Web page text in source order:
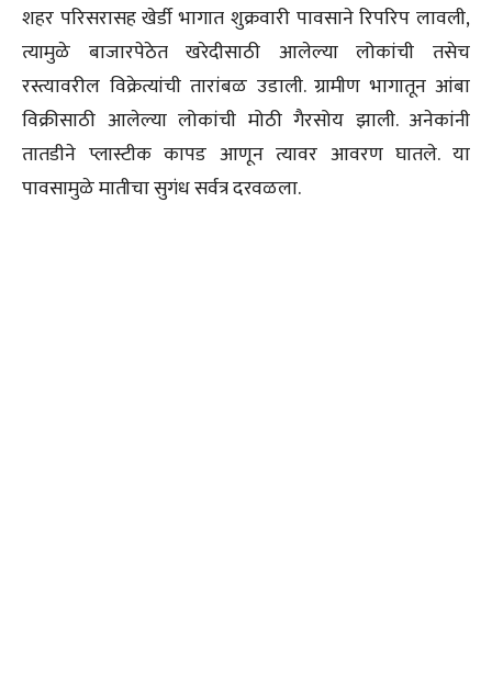
शहर परिसरासह खेर्डी भागात शुक्रवारी पावसाने रिपरिप लावली,
त्यामुळे बाजारपेठेत खरेदीसाठी आलेल्या लोकांची तसेच
रस्त्यावरील विक्रेत्यांची तारांबळ उडाली. ग्रामीण भागातून आंबा
विक्रीसाठी आलेल्या लोकांची मोठी गैरसोय झाली. अनेकांनी
तातडीने प्लास्टीक कापड आणून त्यावर आवरण घातले. या
पावसामुळे मातीचा सुगंध सर्वत्र दरवळला.